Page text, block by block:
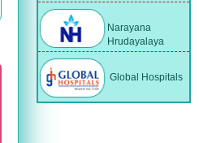
Narayana
Hrudayalaya
Global Hospitals